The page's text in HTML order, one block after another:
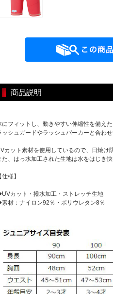
商品説明
にフィットし、動きやすい伸縮性を備えた
ッシュガードやラッシュパーカーと合わせ
カット素材を使用しているので、日焼け
た、はっ水加工された生地は水をはじき
【仕様】
カット・撥水加工・ストレッチ生地
材：ナイロン92％・ポリウレタン8％